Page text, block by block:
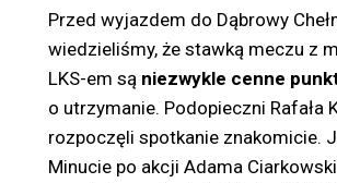
Przed wyjazdem do Dąbrowy
wiedzieliśmy, że stawką meczu z
LKS-em są niezwykle cenne
o utrzymanie. Podopieczni Rafała
rozpoczęli spotkanie znakomicie.
Minucie po akcji Adama